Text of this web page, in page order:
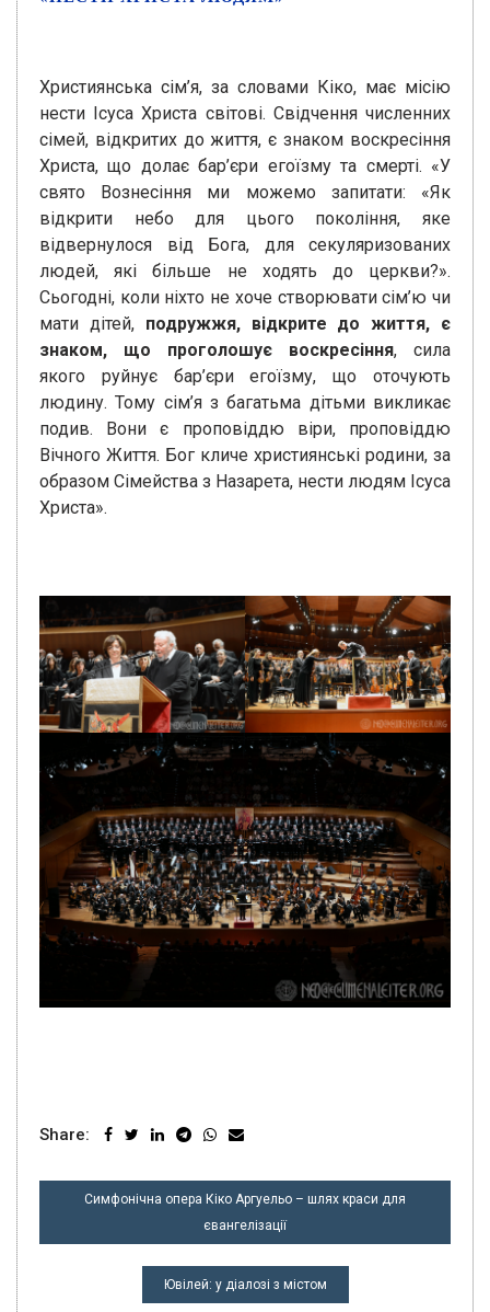
Християнська сім’я, за словами Кіко, має місію
нести Ісуса Христа світові. Свідчення численних
сімей, відкритих до життя, є знаком воскресіння
Христа, що долає бар’єри егоїзму та смерті. «У
свято Вознесіння ми можемо запитати: «Як
відкрити небо для цього покоління, яке
відвернулося від Бога, для секуляризованих
людей, які більше не ходять до церкви?».
Сьогодні, коли ніхто не хоче створювати сім’ю чи
мати дітей, подружжя, відкрите до життя, є
знаком, що проголошує воскресіння, сила
якого руйнує бар’єри егоїзму, що оточують
людину. Тому сім’я з багатьма дітьми викликає
подив. Вони є проповіддю віри, проповіддю
Вічного Життя. Бог кличе християнські родини, за
образом Сімейства з Назарета, нести людям Ісуса
Христа».
Share:
НАВІГАЦІЯ
Симфонічна опера Кіко Аргуельо – шлях краси для
євангелізації
Ювілей: у діалозі з містом